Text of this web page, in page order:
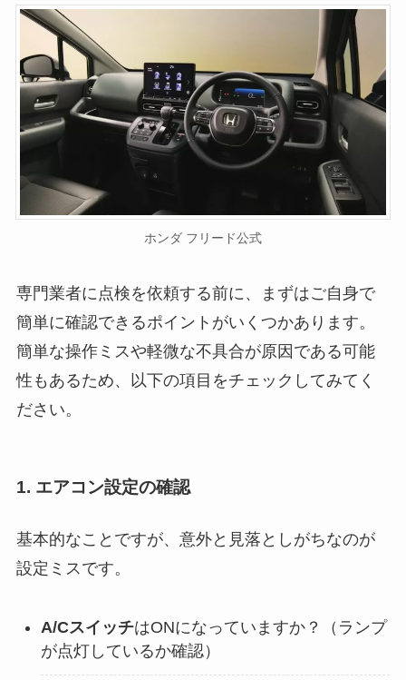
ホンダ フリード公式
専門業者に点検を依頼する前に、まずはご自身で
簡単に確認できるポイントがいくつかあります。
簡単な操作ミスや軽微な不具合が原因である可能
性もあるため、以下の項目をチェックしてみてく
ださい。
1. エアコン設定の確認
基本的なことですが、意外と見落としがちなのが
設定ミスです。
A/CスイッチはONになっていますか？（ランプ
が点灯しているか確認）